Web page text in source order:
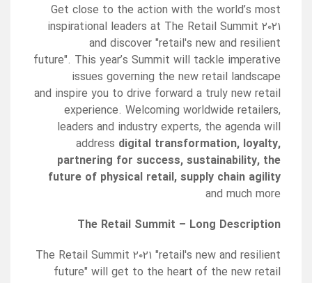
Get close to the action with the world’s most
inspirational leaders at The Retail Summit ۲۰۲۱
and discover "retail's new and resilient
future". This year’s Summit will tackle imperative
issues governing the new retail landscape
and inspire you to drive forward a truly new retail
experience. Welcoming worldwide retailers,
leaders and industry experts, the agenda will
address digital transformation, loyalty,
partnering for success, sustainability, the
future of physical retail, supply chain agility
and much more
The Retail Summit – Long Description
The Retail Summit ۲۰۲۱ "retail's new and resilient
future" will get to the heart of the new retail